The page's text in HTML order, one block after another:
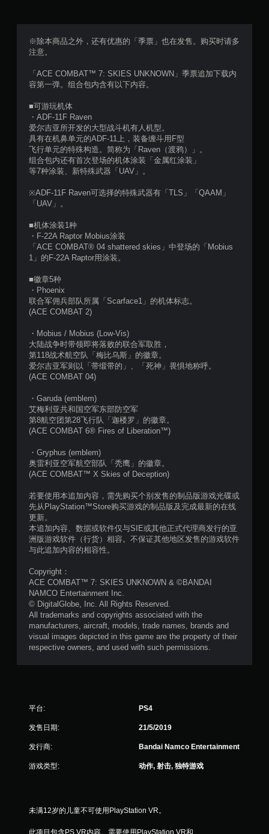
5
个
价
※除本商品之外，还有优惠的「季票」也在发售。购买时请多
注意。
「ACE COMBAT™ 7: SKIES UNKNOWN」季票追加下载内
容第一弹。组合包内含有以下内容。
■可游玩机体
・ADF-11F Raven
爱尔吉亚所开发的大型战斗机有人机型。
具有在机鼻单元的ADF-11上，装备缠斗用F型
飞行单元的特殊构造。简称为「Raven（渡鸦）」。
组合包内还有首次登场的机体涂装「金属红涂装」
等7种涂装、新特殊武器「UAV」。
※ADF-11F Raven可选择的特殊武器有「TLS」「QAAM」
「UAV」。
■机体涂装1种
・F-22A Raptor Mobius涂装
「ACE COMBAT® 04 shattered skies」中登场的「Mobius
1」的F-22A Raptor用涂装。
■徽章5种
・Phoenix
联合军佣兵部队所属「Scarface1」的机体标志。
(ACE COMBAT 2)
・Mobius / Mobius (Low-Vis)
大陆战争时带领即将落败的联合军取胜，
第118战术航空队「梅比乌斯」的徽章。
爱尔吉亚军则以「带缎带的」、「死神」畏惧地称呼。
(ACE COMBAT 04)
・Garuda (emblem)
艾梅利亚共和国空军东部防空军
第8航空团第28飞行队「迦楼罗」的徽章。
(ACE COMBAT 6® Fires of Liberation™)
・Gryphus (emblem)
奥雷利亚空军航空部队「秃鹰」的徽章。
(ACE COMBAT™ X Skies of Deception)
若要使用本追加内容，需先购买个别发售的制品版游戏光碟或
先从PlayStation™Store购买游戏的制品版及完成最新的在线
更新。
本追加内容、数据或软件仅与SIE或其他正式代理商发行的亚
洲版游戏软件（行货）相容。不保证其他地区发售的游戏软件
与此追加内容的相容性。
Copyright：
ACE COMBAT™ 7: SKIES UNKNOWN & ©BANDAI
NAMCO Entertainment Inc.
© DigitalGlobe, Inc. All Rights Reserved.
All trademarks and copyrights associated with the
manufacturers, aircraft, models, trade names, brands and
visual images depicted in this game are the property of their
respective owners, and used with such permissions.
平台: PS4
发售日期: 21/5/2019
发行商: Bandai Namco Entertainment
游戏类型: 动作, 射击, 独特游戏
未满12岁的儿童不可使用PlayStation VR。
此项目包含PS VR内容。需要使用PlayStation VR和